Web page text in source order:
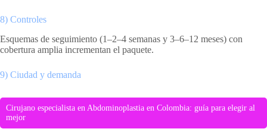
8) Controles
Esquemas de seguimiento (1–2–4 semanas y 3–6–12 meses) con
cobertura amplia incrementan el paquete.
9) Ciudad y demanda
Cirujano especialista en Abdominoplastia en Colombia: guía para elegir al
mejor